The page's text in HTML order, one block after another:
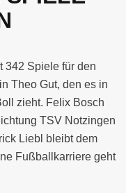
342 Spiele für den
Theo Gut, den es in
zieht. Felix Bosch
TSV Notzingen
Liebl bleibt dem
Fußballkarriere geht